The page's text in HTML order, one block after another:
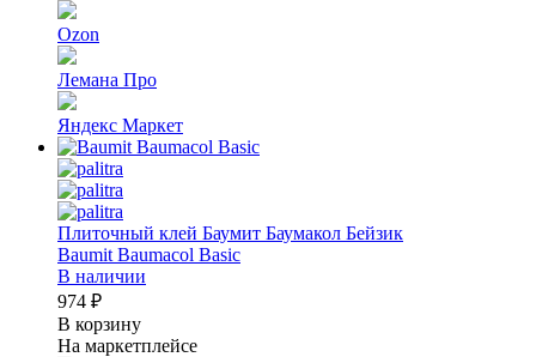
Ozon
Лемана Про
Яндекс Маркет
Плиточный клей Баумит Баумакол Бейзик
Baumit Baumacol Basic
В наличии
974 ₽
В корзину
На маркетплейсе